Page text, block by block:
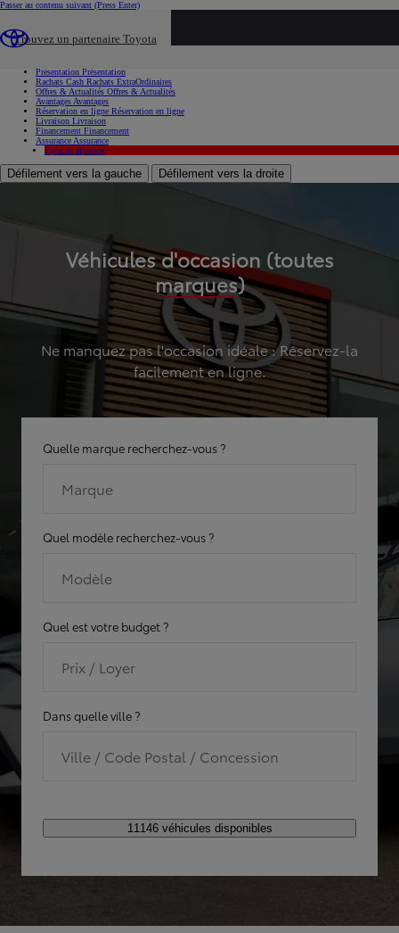
Passer au contenu suivant (Press Enter)
Trouvez un partenaire Toyota
Présentation Présentation
Rachats Cash Rachats ExtraOrdinaires
Offres & Actualités Offres & Actualités
Avantages Avantages
Réservation en ligne Réservation en ligne
Livraison Livraison
Financement Financement
Assurance Assurance
Hybride Hybride
Défilement vers la gauche Défilement vers la droite
Véhicules d'occasion (toutes
marques)
Ne manquez pas l'occasion idéale : Réservez-la
facilement en ligne.
Quelle marque recherchez-vous ?
Marque
Quel modèle recherchez-vous ?
Modèle
Quel est votre budget ?
Prix / Loyer
Dans quelle ville ?
Ville / Code Postal / Concession
11146 véhicules disponibles